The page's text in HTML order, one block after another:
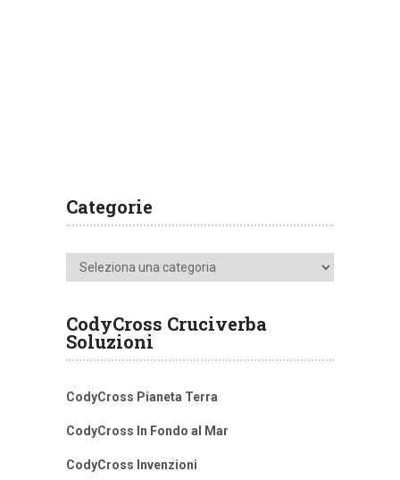
Categorie
Categorie
CodyCross Cruciverba
Soluzioni
CodyCross Pianeta Terra
CodyCross In Fondo al Mar
CodyCross Invenzioni